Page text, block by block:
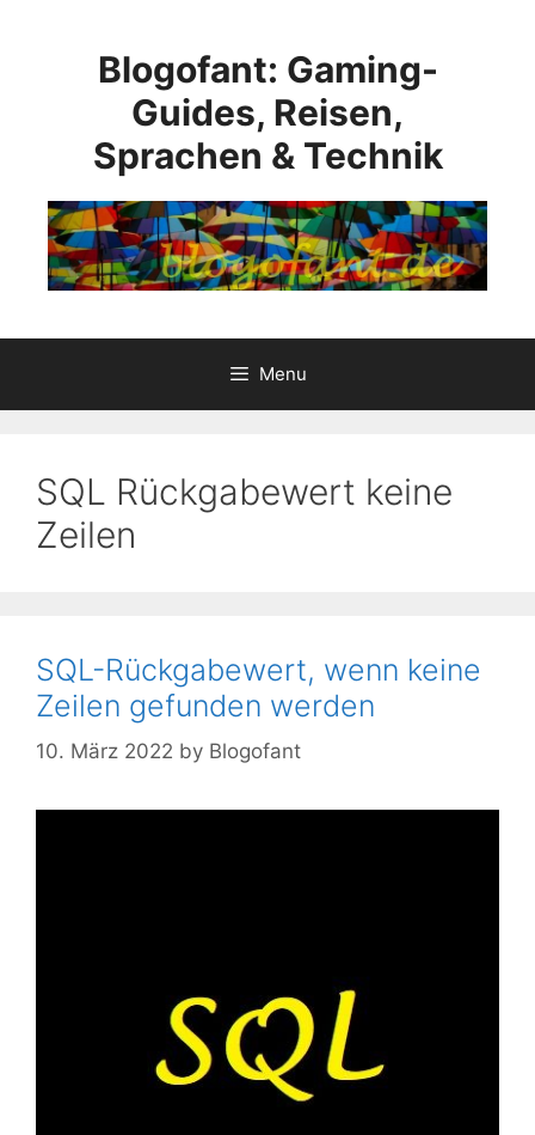
Blogofant: Gaming-
Guides, Reisen,
Sprachen & Technik
Menu
SQL Rückgabewert keine
Zeilen
SQL-Rückgabewert, wenn keine
Zeilen gefunden werden
10. März 2022 by Blogofant